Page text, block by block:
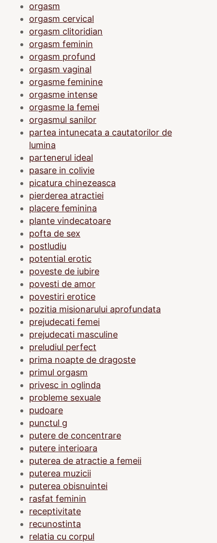
orgasm
orgasm cervical
orgasm clitoridian
orgasm feminin
orgasm profund
orgasm vaginal
orgasme feminine
orgasme intense
orgasme la femei
orgasmul sanilor
partea intunecata a cautatorilor de
lumina
partenerul ideal
pasare in colivie
picatura chinezeasca
pierderea atractiei
placere feminina
plante vindecatoare
pofta de sex
postludiu
potential erotic
poveste de iubire
povesti de amor
povestiri erotice
pozitia misionarului aprofundata
prejudecati femei
prejudecati masculine
preludiul perfect
prima noapte de dragoste
primul orgasm
privesc in oglinda
probleme sexuale
pudoare
punctul g
putere de concentrare
putere interioara
puterea de atractie a femeii
puterea muzicii
puterea obisnuintei
rasfat feminin
receptivitate
recunostinta
relatia cu corpul